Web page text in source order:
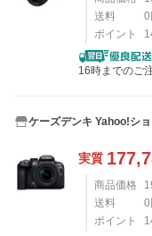
送料
0
ポイント
16時までのご
ケーズデンキ Yahoo!シ
実質
商品価格
送料
0
ポイント